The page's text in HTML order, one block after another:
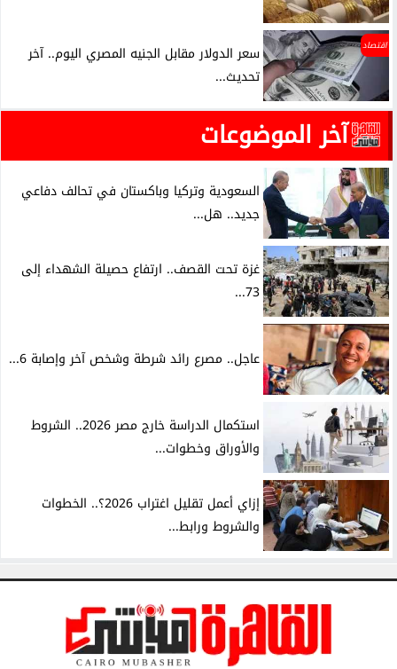
اقتصاد
سعر الدولار مقابل الجنيه المصري اليوم.. آخر
تحديث...
آخر الموضوعات
السعودية وتركيا وباكستان في تحالف دفاعي
جديد.. هل...
غزة تحت القصف.. ارتفاع حصيلة الشهداء إلى
73...
عاجل.. مصرع رائد شرطة وشخص آخر وإصابة 6...
استكمال الدراسة خارج مصر 2026.. الشروط
والأوراق وخطوات...
إزاي أعمل تقليل اغتراب 2026؟.. الخطوات
والشروط ورابط...